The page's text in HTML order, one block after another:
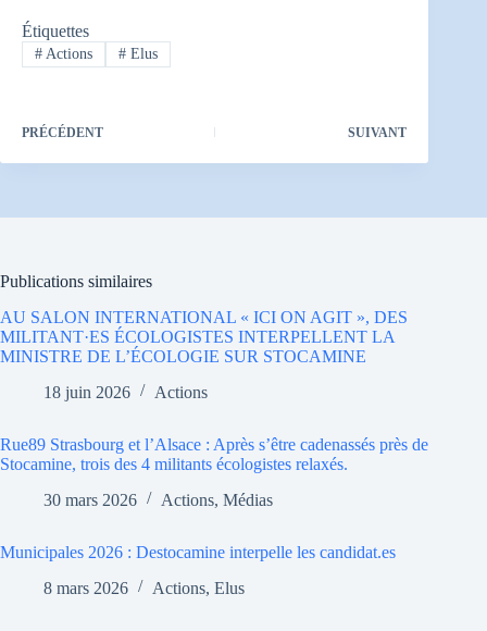
Étiquettes
#Actions #Elus
PRÉCÉDENT SUIVANT
Publications similaires
AU SALON INTERNATIONAL « ICI ON AGIT », DES
MILITANT·ES ÉCOLOGISTES INTERPELLENT LA
MINISTRE DE L’ÉCOLOGIE SUR STOCAMINE
18 juin 2026
Actions
Rue89 Strasbourg et l’Alsace : Après s’être cadenassés près de
Stocamine, trois des 4 militants écologistes relaxés.
30 mars 2026
Actions, Médias
Municipales 2026 : Destocamine interpelle les candidat.es
8 mars 2026
Actions, Elus